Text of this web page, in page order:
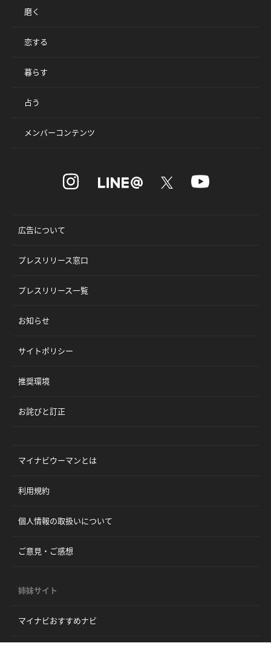
磨く
恋する
暮らす
占う
メンバーコンテンツ
広告について
プレスリリース窓口
プレスリリース一覧
お知らせ
サイトポリシー
推奨環境
お詫びと訂正
マイナビウーマンとは
利用規約
個人情報の取扱いについて
ご意見・ご感想
姉妹サイト
マイナビおすすめナビ